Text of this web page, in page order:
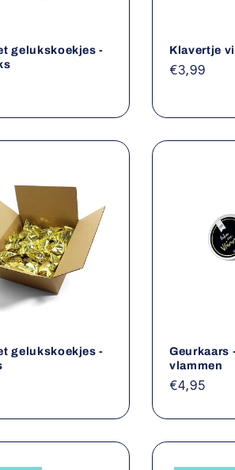
gelukskoekjes -
Klavertje
Normale
€3,99
gelukskoekjes -
Geurkaars
vlammen
Normale
€4,95